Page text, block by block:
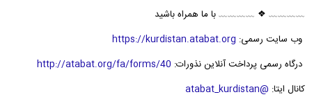
﹏﹏﹏﹏ ❖ ﹏﹏﹏﹏ با ما همراه باشید
وب سایت رسمی: https://kurdistan.atabat.org
درگاه رسمی پرداخت آنلاین نذورات: http://atabat.org/fa/forms/40
کانال ایتا: @atabat_kurdistan